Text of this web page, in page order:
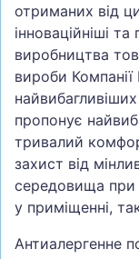
отриманих від
інноваційніші
виробництва
вироби
пропонує
тривалий
захист від
середовища при
у приміщенні,
Антиалергенне